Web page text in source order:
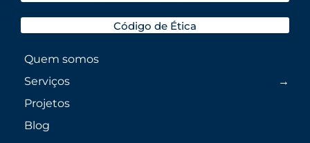
Código de Ética
Quem somos
Serviços
Projetos
Blog